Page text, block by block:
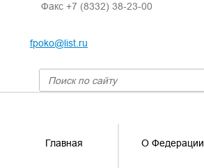
Факс +7 (8332) 38-23-00
fpoko@list.ru
Главная О Федерации